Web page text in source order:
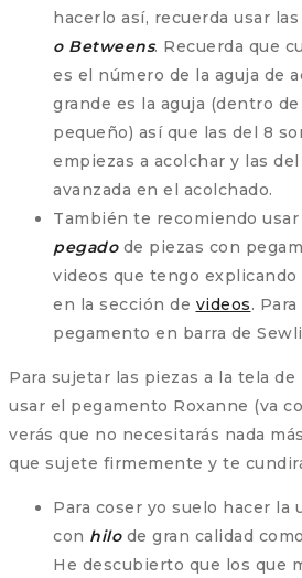
hacerlo así, recuerda usar las
o Betweens. Recuerda que
es el número de la aguja de
grande es la aguja (dentro
pequeño) así que las del 8
empiezas a acolchar y las del
avanzada en el acolchado.
También te recomiendo usar
pegadode piezas con
videos que tengo explicando
en la sección de videos.
pegamento en barra de
Para sujetar las piezas a la tela
usar el pegamento Roxanne (va
verás que no necesitarás nada
que sujete firmemente y te
Para coser yo suelo hacer la
con hilo de gran calidad
He descubierto que los que